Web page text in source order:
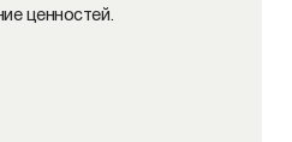
ценностей.